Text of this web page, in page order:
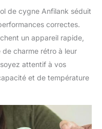
de cygne Anfilank séduit
correctes.
un appareil rapide,
charme rétro à leur
attentif à vos
et de température